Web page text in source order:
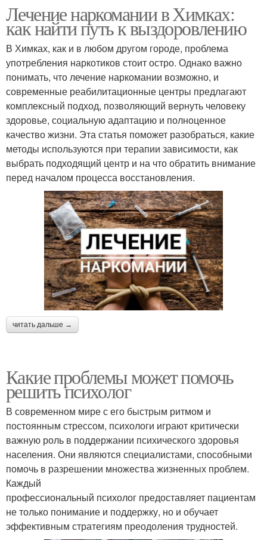
Лечение наркомании в Химках:
как найти путь к выздоровлению
В Химках, как и в любом другом городе, проблема
употребления наркотиков стоит остро. Однако важно
понимать, что лечение наркомании возможно, и
современные реабилитационные центры предлагают
комплексный подход, позволяющий вернуть человеку
здоровье, социальную адаптацию и полноценное
качество жизни. Эта статья поможет разобраться, какие
методы используются при терапии зависимости, как
выбрать подходящий центр и на что обратить внимание
перед началом процесса восстановления.
читать дальше →
Какие проблемы может помочь
решить психолог
В современном мире с его быстрым ритмом и
постоянным стрессом, психологи играют критически
важную роль в поддержании психического здоровья
населения. Они являются специалистами, способными
помочь в разрешении множества жизненных проблем.
Каждый
профессиональный психолог предоставляет пациентам
не только понимание и поддержку, но и обучает
эффективным стратегиям преодоления трудностей.